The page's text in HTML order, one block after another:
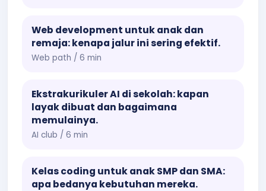
Web development untuk anak dan
remaja: kenapa jalur ini sering efektif.
Web path / 6 min
Ekstrakurikuler AI di sekolah: kapan
layak dibuat dan bagaimana
memulainya.
AI club / 6 min
Kelas coding untuk anak SMP dan SMA:
apa bedanya kebutuhan mereka.